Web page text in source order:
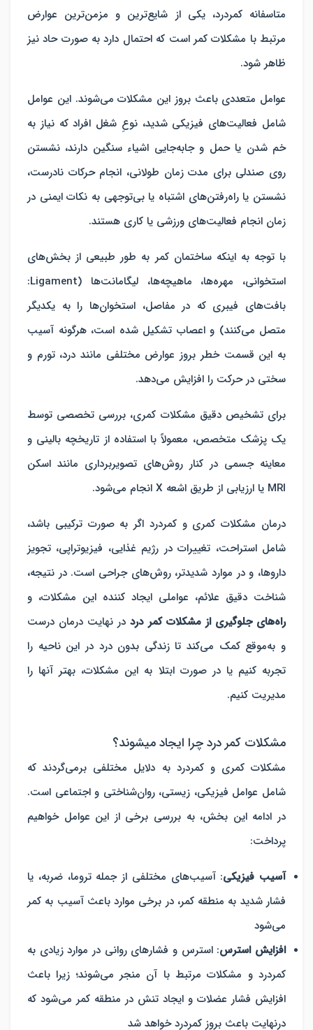
متاسفانه کمردرد، یکی از شایع‌ترین و مزمن‌ترین عوارض
مرتبط با مشکلات کمر است که احتمال دارد به صورت حاد نیز
ظاهر شود.
عوامل متعددی باعث بروز این مشکلات می‌شوند. این عوامل
شامل فعالیت‌های فیزیکی شدید، نوعِ شغل افراد که نیاز به
خم شدن یا حمل و جابه‌جایی اشیاء سنگین دارند، نشستن
روی صندلی برای مدت زمان طولانی، انجام حرکات نادرست،
نشستن یا راه‌رفتن‌های اشتباه یا بی‌توجهی به نکات ایمنی در
زمان انجام فعالیت‌های ورزشی یا کاری هستند.
با توجه به اینکه ساختمان کمر به طور طبیعی از بخش‌های
استخوانی، مهره‌ها، ماهیچه‌ها، لیگامانت‌ها (Ligament:
بافت‌های فیبری که در مفاصل، استخوان‌ها را به یکدیگر
متصل می‌کنند) و اعصاب تشکیل شده است، هرگونه آسیب
به این قسمت خطر بروز عوارض مختلفی مانند درد، تورم و
سختی در حرکت را افزایش می‌دهد.
برای تشخیص دقیق مشکلات کمری، بررسی تخصصی توسط
یک پزشک متخصص، معمولاً با استفاده از تاریخچه بالینی و
معاینه جسمی در کنار روش‌های تصویربرداری مانند اسکن
MRI یا ارزیابی از طریق اشعه X انجام می‌شود.
درمان مشکلات کمری و کمردرد اگر به صورت ترکیبی باشد،
شامل استراحت، تغییرات در رژیم غذایی، فیزیوتراپی، تجویز
داروها، و در موارد شدید‌تر، روش‌های جراحی است. در نتیجه،
شناخت دقیق علائم، عواملی ایجاد کننده این مشکلات، و
راه‌های جلوگیری از مشکلات کمر درددر نهایت درمان درست
و به‌موقع کمک می‌کند تا زندگی بدون درد در این ناحیه را
تجربه کنیم یا در صورت ابتلا به این مشکلات، بهتر آنها را
مدیریت کنیم.
مشکلات کمر درد چرا ایجاد میشوند؟
مشکلات کمری و کمردرد به دلایل مختلفی برمی‌گردند که
شامل عوامل فیزیکی، زیستی، روان‌شناختی و اجتماعی است.
در ادامه این بخش، به بررسی برخی از این عوامل خواهیم
پرداخت:
آسیب فیزیکی: آسیب‌های مختلفی از جمله تروما، ضربه، یا
فشار شدید به منطقه کمر، در برخی موارد باعث آسیب به کمر
می‌شود
افزایش استرس: استرس و فشارهای روانی در موارد زیادی به
کمردرد و مشکلات مرتبط با آن منجر می‌شوند؛ زیرا باعث
افزایش فشار عضلات و ایجاد تنش در منطقه کمر می‌شود که
درنهایت باعث بروز کمردرد خواهد شد